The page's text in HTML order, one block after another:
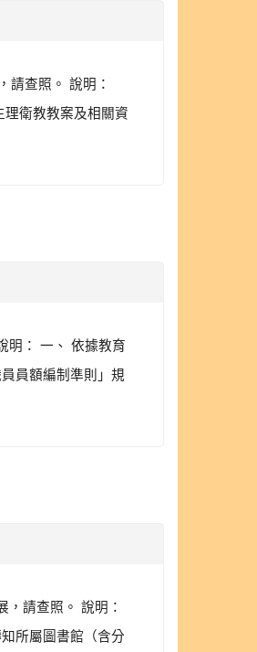
請查照。 說明：
衛教教案及相關資
明： 一、 依據教育
員額編制準則」規
請查照。 說明：
所屬圖書館（含分